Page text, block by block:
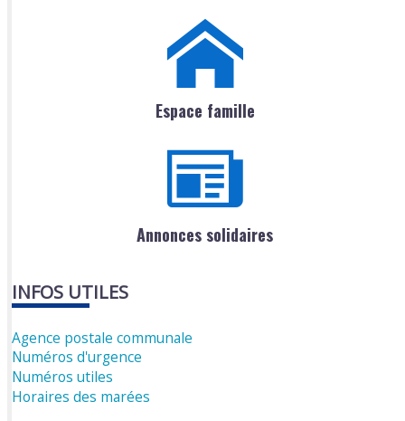
Espace famille
Annonces solidaires
INFOS UTILES
Agence postale communale
Numéros d'urgence
Numéros utiles
Horaires des marées